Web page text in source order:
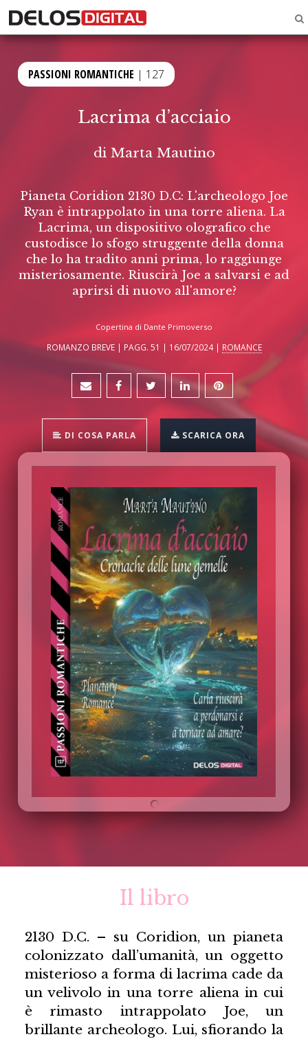
PASSIONI ROMANTICHE | 127
Lacrima d’acciaio
di Marta Mautino
Pianeta Coridion 2130 D.C: L'archeologo Joe
Ryan è intrappolato in una torre aliena. La
Lacrima, un dispositivo olografico che
custodisce lo sfogo struggente della donna
che lo ha tradito anni prima, lo raggiunge
misteriosamente. Riuscirà Joe a salvarsi e ad
aprirsi di nuovo all'amore?
Copertina di Dante Primoverso
ROMANZO BREVE | PAGG. 51 | 16/07/2024 | ROMANCE
DI COSA PARLA SCARICA ORA
Il libro
2130 D.C. – su Coridion, un pianeta
colonizzato dall’umanità, un oggetto
misterioso a forma di lacrima cade da
un velivolo in una torre aliena in cui
è rimasto intrappolato Joe, un
brillante archeologo. Lui, sfiorando la